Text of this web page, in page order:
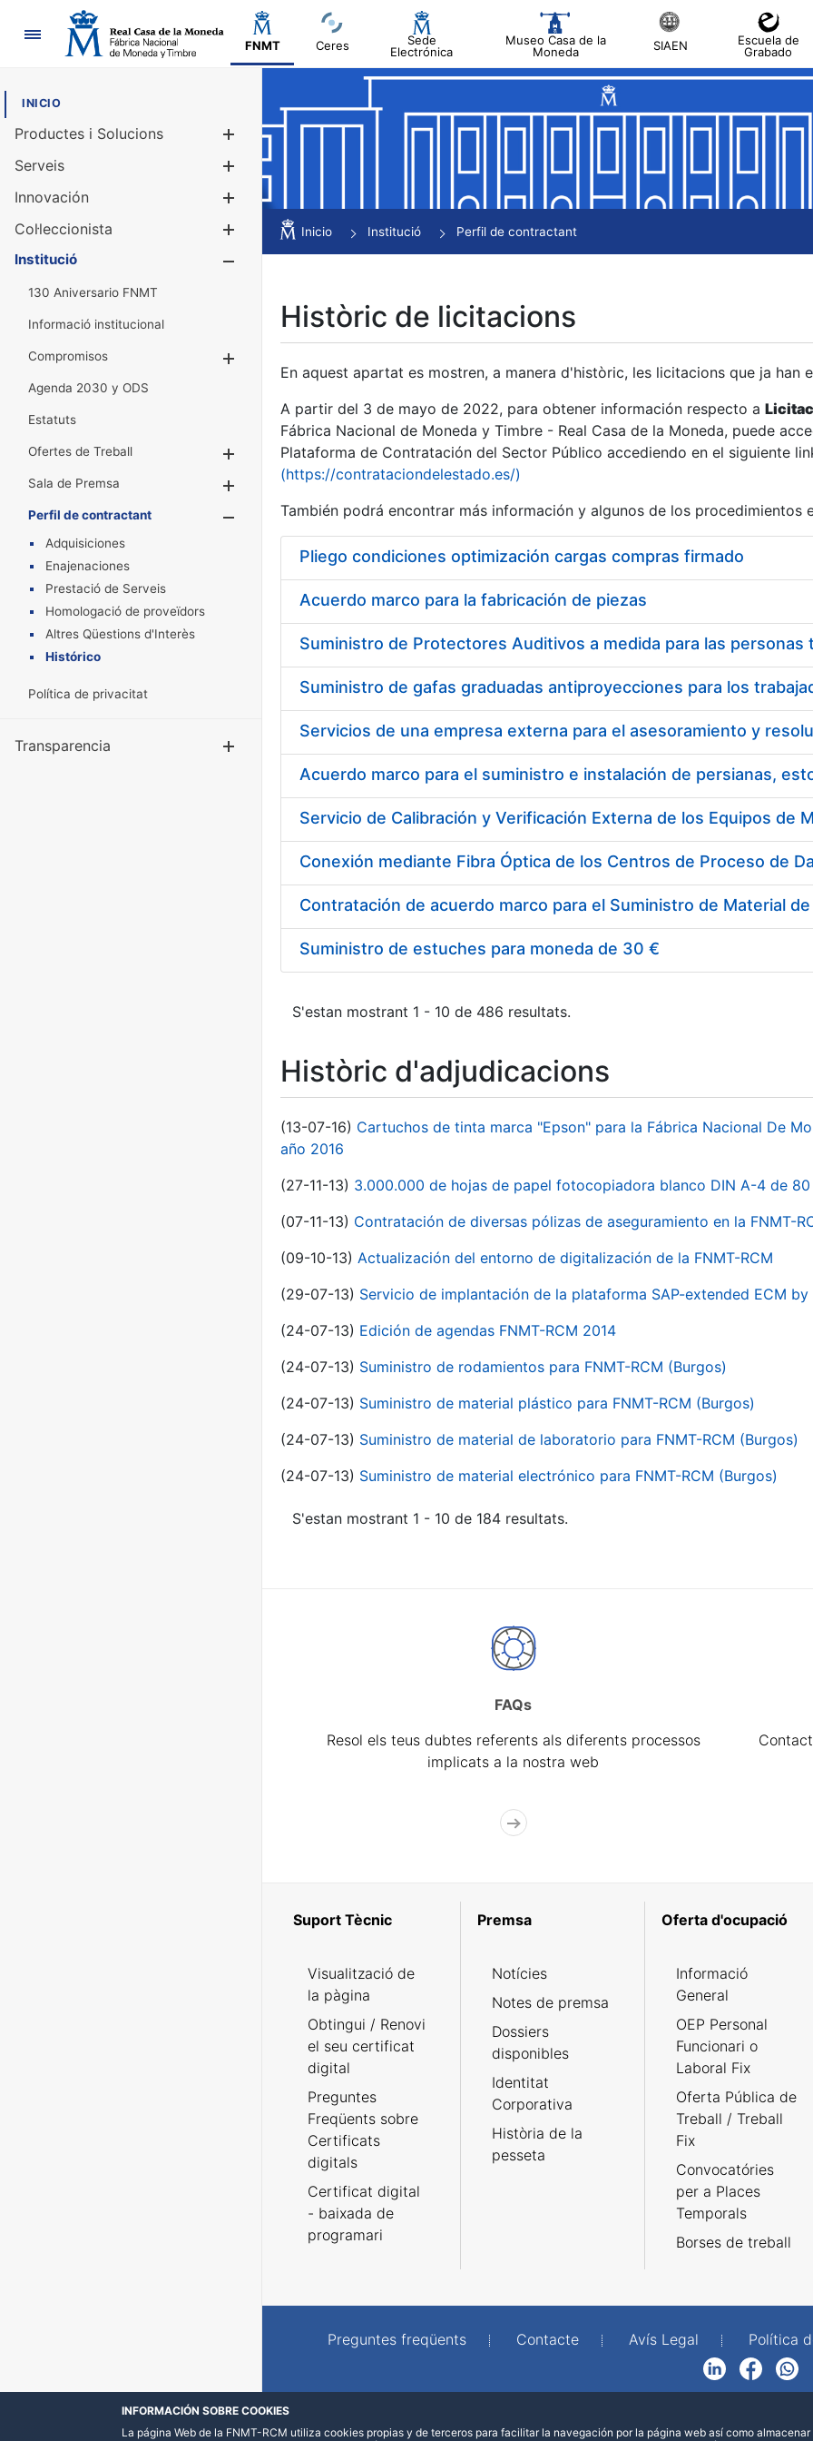
Navegació
FNMT Ceres
Sede
Electrónica
Museo Casa de la
Moneda
SIAEN
Escuela de
Grabado
INICIO
Productes i Solucions
Mostra/Amaga
Serveis
Innovación
Col·leccionista
Mostra/Amaga
Institució
130 Aniversario FNMT
Informació institucional
Compromisos
Agenda 2030 y ODS
Estatuts
Ofertes de Treball
Mostra/Amaga
Sala de Premsa
Mostra/Amaga
Perfil de contractant
Mostra/Amaga
Adquisiciones
Enajenaciones
Prestació de Serveis
Homologació de proveïdors
Altres Qüestions d'Interès
Histórico
Política de privacitat
Transparencia
Inicio Institució Perfil de contractant
Històric de licitacions
En aquest apartat es mostren, a manera d'històric, les licitacions que ja
A partir del 3 de mayo de 2022, para obtener información respecto a
Fábrica Nacional de Moneda y Timbre - Real Casa de la Moneda, puede
Plataforma de Contratación del Sector Público accediendo en el siguiente
(https://contrataciondelestado.es/)
También podrá encontrar más información y algunos de los procedimientos
Pliego condiciones optimización cargas compras firmado
Acuerdo marco para la fabricación de piezas
Acuerdo marco para el suministro e instalación de persianas,
Suministro de estuches para moneda de 30 €
S'estan mostrant 1 - 10 de 486 resultats.
Històric d'adjudicacions
(13-07-16) Cartuchos de tinta marca "Epson" para la Fábrica Nacional De
año 2016
(27-11-13) 3.000.000 de hojas de papel fotocopiadora blanco DIN A-4 de 80
(07-11-13) Contratación de diversas pólizas de aseguramiento en la FNMT-
(09-10-13) Actualización del entorno de digitalización de la FNMT-RCM
(29-07-13) Servicio de implantación de la plataforma SAP-extended ECM by
(24-07-13) Edición de agendas FNMT-RCM 2014
(24-07-13) Suministro de rodamientos para FNMT-RCM (Burgos)
(24-07-13) Suministro de material plástico para FNMT-RCM (Burgos)
(24-07-13) Suministro de material de laboratorio para FNMT-RCM (Burgos)
(24-07-13) Suministro de material electrónico para FNMT-RCM (Burgos)
S'estan mostrant 1 - 10 de 184 resultats.
FAQs
Resol els teus dubtes referents als diferents processos
implicats a la nostra web
Suport Tècnic
Visualització de
la pàgina
Obtingui / Renovi
el seu certificat
digital
Preguntes
Freqüents sobre
Certificats
digitals
Certificat digital
- baixada de
programari
Premsa
Notícies
Notes de premsa
Dossiers
disponibles
Identitat
Corporativa
Història de la
pesseta
Oferta d'ocupació
Informació
General
OEP Personal
Funcionari o
Laboral Fix
Oferta Pública de
Treball / Treball
Fix
Convocatóries
per a Places
Temporals
Borses de treball
Preguntes freqüents Contacte Avís Legal Política
FacebookWhatsApp
INFORMACIÓN SOBRE COOKIES
La página Web de la FNMT-RCM utiliza cookies propias y de terceros para facilitar la navegación por la página web así como